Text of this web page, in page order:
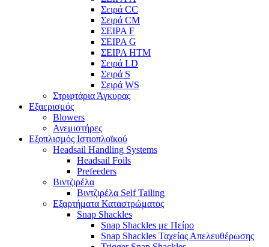
Σειρά CC
Σειρά CM
ΣΕΙΡΑ F
ΣΕΙΡΑ G
ΣΕΙΡΑ HTM
Σειρά LD
Σειρά S
Σειρά WS
Στριφτάρια Άγκυρας
Εξαερισμός
Blowers
Ανεμιστήρες
Εξοπλισμός Ιστιοπλοϊκού
Headsail Handling Systems
Headsail Foils
Prefeeders
Βιντζιρέλα
Βιντζιρέλα Self Tailing
Εξαρτήματα Καταστρώματος
Snap Shackles
Snap Shackles με Πείρο
Snap Shackles Ταχείας Απελευθέρωσης